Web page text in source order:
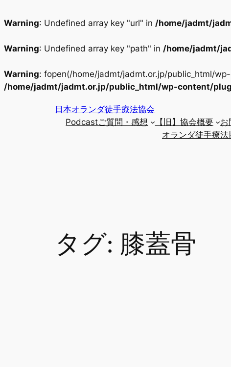
Warning: Undefined array key "url" in /home/jadmt/
Warning: Undefined array key "path" in /home/jadmt/
Warning: fopen(/home/jadmt/jadmt.or.jp/public_html/
/home/jadmt/jadmt.or.jp/public_html/wp-content/
日本オランダ徒手療法協会
Podcastご質問・感想
【旧】協会概要 お
オランダ徒手療
タグ: 膝蓋骨